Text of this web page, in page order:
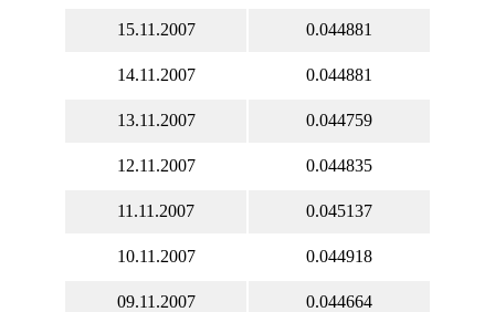
15.11.2007 0.044881
14.11.2007 0.044881
13.11.2007 0.044759
12.11.2007 0.044835
11.11.2007 0.045137
10.11.2007 0.044918
09.11.2007 0.044664